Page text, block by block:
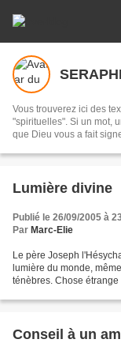
Vous trouverez ici des
"spirituelles". Si un mot,
que Dieu vous a fait
Lumière divine
Publié le 26/09/2005 à
Par Marc-Elie
Le père Joseph
lumière du monde,
ténèbres. Chose
Conseil à un